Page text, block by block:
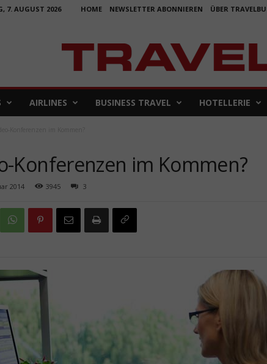
7. AUGUST 2026 HOME NEWSLETTER ABONNIEREN ÜBER
AIRLINES BUSINESS TRAVEL HOTELLERIE
Konferenzen im Kommen?
2014 3945 3